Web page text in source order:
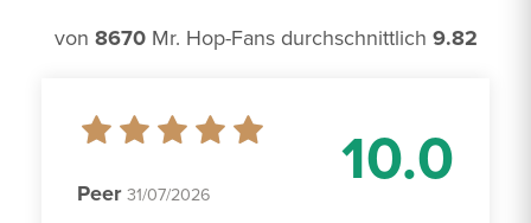
von 8670Mr. Hop-Fans durchschnittlich 9.82
10.0
Peer 31/07/2026